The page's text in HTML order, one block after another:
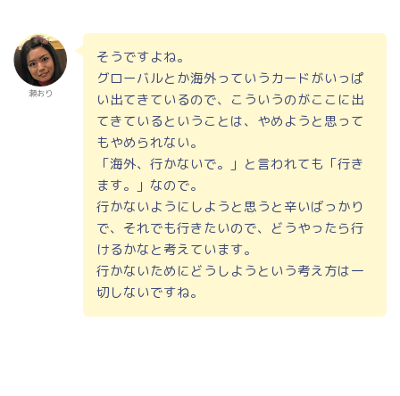
瀬おり
そうですよね。
グローバルとか海外っていうカードがいっぱ
い出てきているので、こういうのがここに出
てきているということは、やめようと思って
もやめられない。
「海外、行かないで。」と言われても「行き
ます。」なので。
行かないようにしようと思うと辛いばっかり
で、それでも行きたいので、どうやったら行
けるかなと考えています。
行かないためにどうしようという考え方は一
切しないですね。